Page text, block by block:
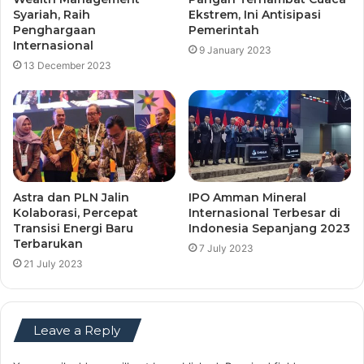
Syariah, Raih
Penghargaan
Internasional
13 December 2023
Ekstrem, Ini Antisipasi
Pemerintah
9 January 2023
Astra dan PLN Jalin
Kolaborasi, Percepat
Transisi Energi Baru
Terbarukan
21 July 2023
IPO Amman Mineral
Internasional Terbesar di
Indonesia Sepanjang 2023
7 July 2023
Leave a Reply